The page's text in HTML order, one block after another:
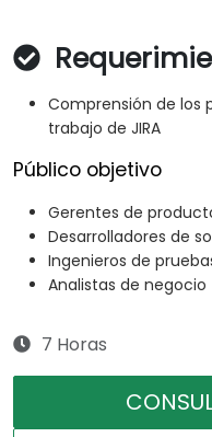
Comprensión de los
trabajo de JIRA
Público objetivo
Gerentes de
Desarrolladores de
Ingenieros de
Analistas de negocio
7 Horas